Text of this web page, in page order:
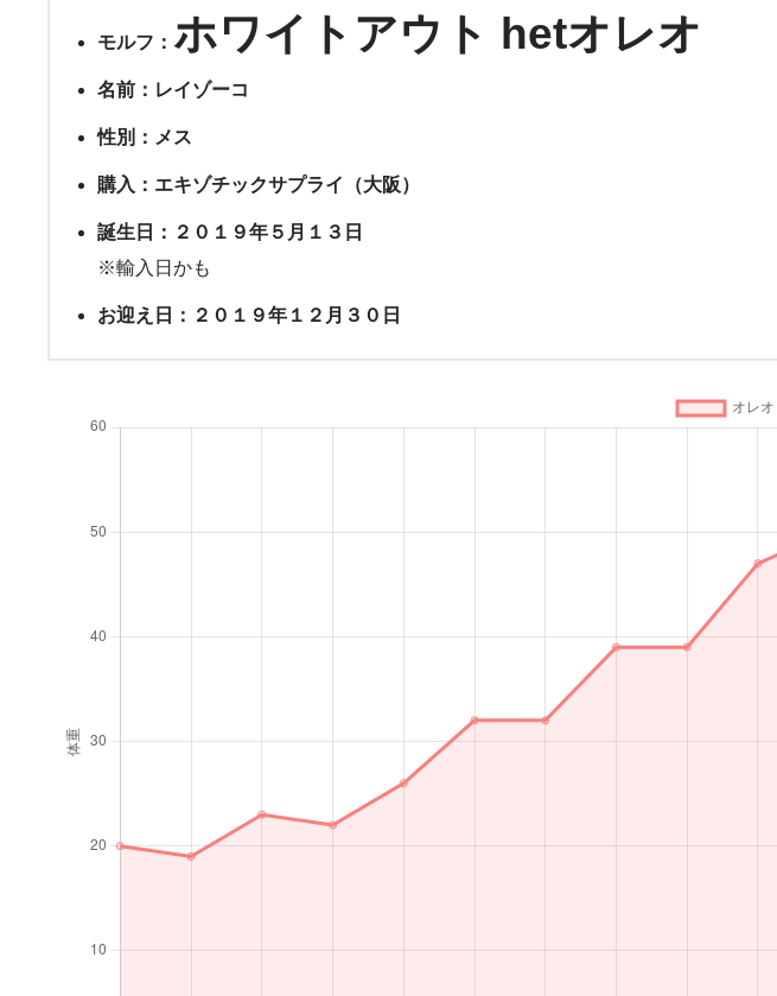
モルフ： ホワイトアウト hetオレオ
名前：レイゾーコ
性別：メス
購入：エキゾチックサプライ（大阪）
誕生日：２０１９年５月１３日
※輸入日かも
お迎え日：２０１９年１２月３０日